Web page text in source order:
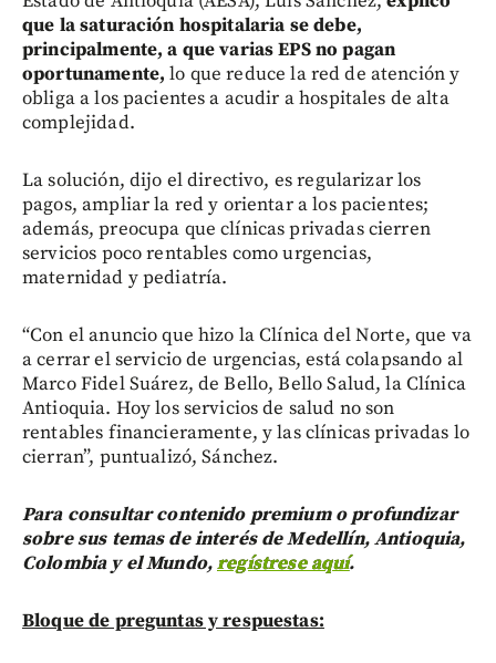
que la saturación hospitalaria se debe,
principalmente, a que varias EPS no pagan
oportunamente, lo que reduce la red de atención y
obliga a los pacientes a acudir a hospitales de alta
complejidad.
La solución, dijo el directivo, es regularizar los
pagos, ampliar la red y orientar a los pacientes;
además, preocupa que clínicas privadas cierren
servicios poco rentables como urgencias,
maternidad y pediatría.
“Con el anuncio que hizo la Clínica del Norte, que va
a cerrar el servicio de urgencias, está colapsando al
Marco Fidel Suárez, de Bello, Bello Salud, la Clínica
Antioquia. Hoy los servicios de salud no son
rentables financieramente, y las clínicas privadas lo
cierran”, puntualizó, Sánchez.
Para consultar contenido premium o profundizar
sobre sus temas de interés de Medellín, Antioquia,
Colombia y el Mundo,regístrese aquí.
Bloque de preguntas y respuestas: